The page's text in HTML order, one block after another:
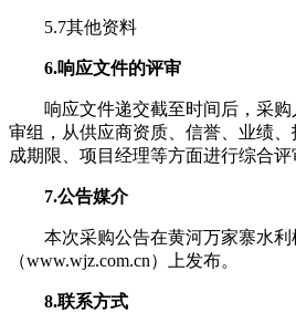
5.7其他资料
6.响应文件的评审
响应文件递交截至时间后，采
审组，从供应商资质、信誉、业绩
成期限、项目经理等方面进行综合评
7.公告媒介
本次采购公告在黄河万家寨水
（www.wjz.com.cn）上发布。
8.联系方式